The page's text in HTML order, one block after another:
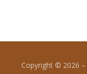
Copyright © 2026 –